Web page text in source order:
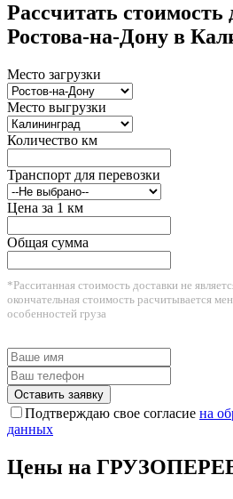
Рассчитать стоимость
Ростова-на-Дону в
Место загрузки
Место выгрузки
Количество км
Транспорт для перевозки
Цена за 1 км
Общая сумма
*Расситанная стоимость доставки не
окончательная стоимость расчитывается
особенностей груза
Оставить заявку
Подтверждаю свое согласие на
данных
Цены на